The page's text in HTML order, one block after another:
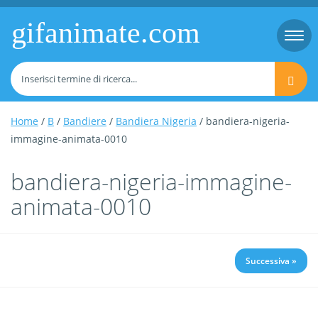
gifanimate.com
Home / B / Bandiere / Bandiera Nigeria / bandiera-nigeria-
immagine-animata-0010
bandiera-nigeria-immagine-
animata-0010
Successiva »